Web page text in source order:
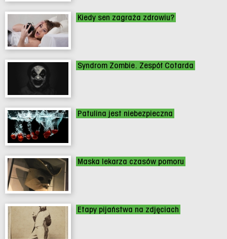
Kiedy sen zagraża zdrowiu?
Syndrom Zombie. Zespół Cotarda
Patulina jest niebezpieczna
Maska lekarza czasów pomoru
Etapy pijaństwa na zdjęciach